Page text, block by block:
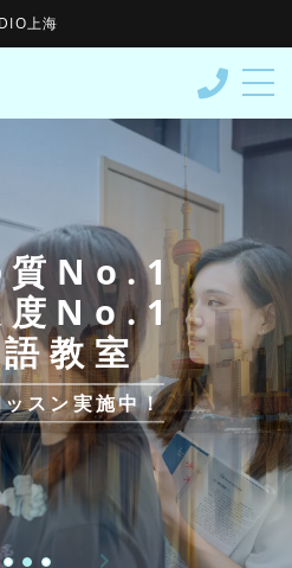
上海
質No.1
度No.1
教室
スン実施中！